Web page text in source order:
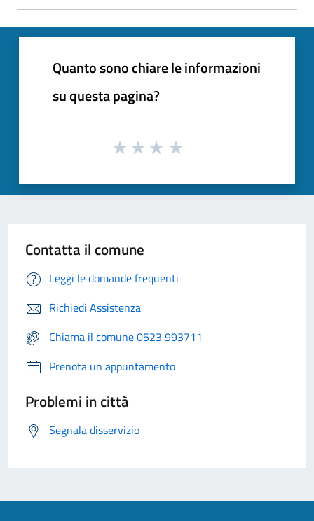
Quanto sono chiare le informazioni
su questa pagina?
Contatta il comune
Leggi le domande frequenti
Richiedi Assistenza
Chiama il comune 0523 993711
Prenota un appuntamento
Problemi in città
Segnala disservizio